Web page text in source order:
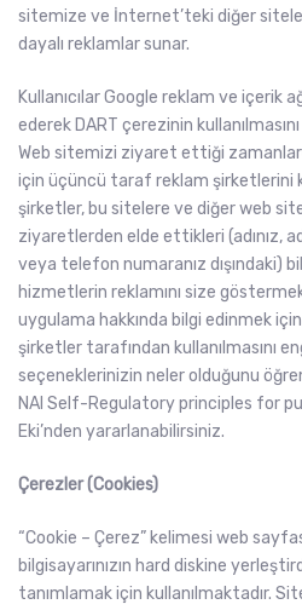
sitemize ve İnternet’teki diğer
dayalı reklamlar sunar.
Kullanıcılar Google reklam ve içerik
ederek DART çerezinin
Web sitemizi ziyaret ettiği
için üçüncü taraf reklam şirketlerini
şirketler, bu sitelere ve diğer web
ziyaretlerden elde ettikleri (adınız,
veya telefon numaranız dışındaki)
hizmetlerin reklamını size
uygulama hakkında bilgi edinmek
şirketler tarafından kullanılmasını
seçeneklerinizin neler olduğunu
NAI Self-Regulatory principles for
Eki’nden yararlanabilirsiniz.
Çerezler (Cookies)
“Cookie – Çerez” kelimesi web
bilgisayarınızın hard diskine
tanımlamak için kullanılmaktadır.